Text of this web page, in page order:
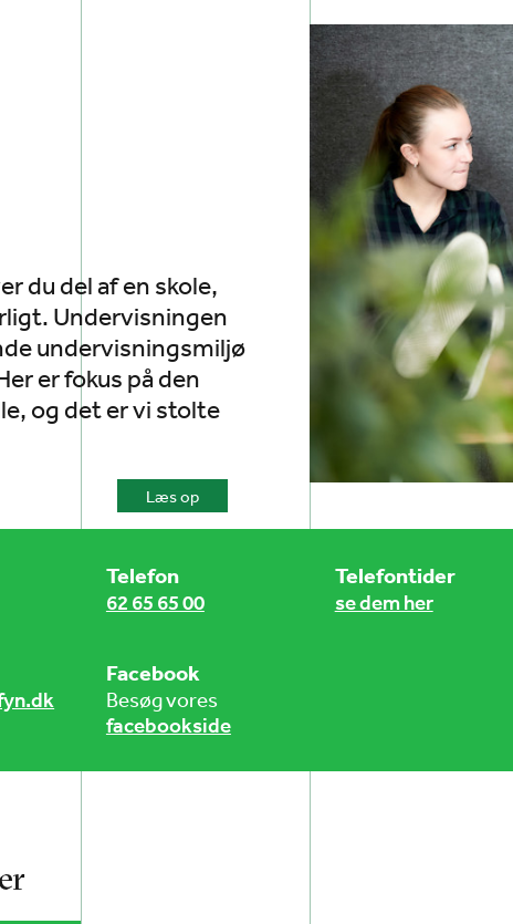
du del af en skole,
Undervisningen
undervisningsmiljø
er fokus på den
og det er vi stolte
Læs op
Telefon
62 65 65 00
Telefontider
se dem her
Facebook
Besøg vores
facebookside